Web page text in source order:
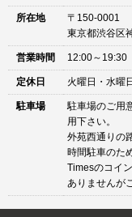
所在地
〒150-0001
東京都渋谷区
営業時間 12:00～19:30
定休日 火曜日・水曜日
駐車場
駐車場のご用
用下さい。
外苑西通りの
時間駐車のた
Timesのコイ
ありませんが